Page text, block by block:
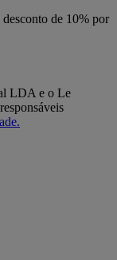
de 10% por
LDA e o Le